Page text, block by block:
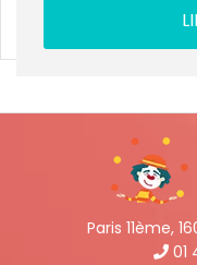
Paris 11ème,
01